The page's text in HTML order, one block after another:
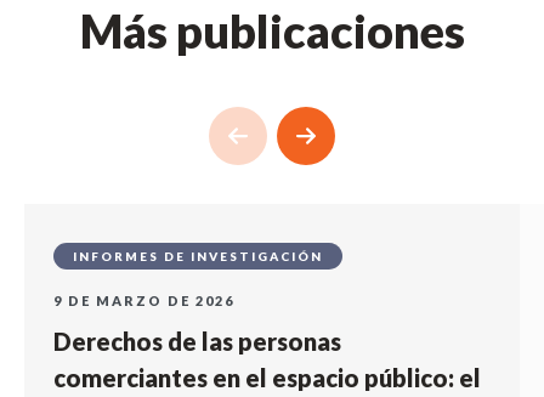
Más publicaciones
INFORMES DE INVESTIGACIÓN
9 DE MARZO DE 2026
Derechos de las personas
comerciantes en el espacio público: el